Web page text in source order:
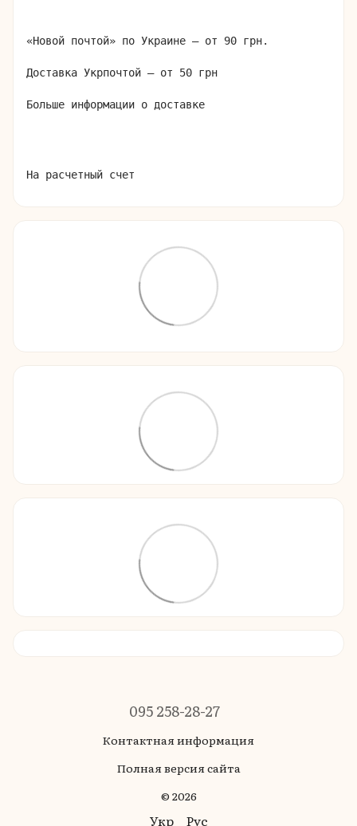
«Новой почтой» по Украине – от 90 грн.
Доставка Укрпочтой – от 50 грн
Больше информации о доставке
На расчетный счет
095 258-28-27
Контактная информация
Полная версия сайта
© 2026
Укр Рус